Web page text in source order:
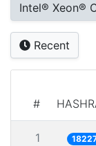
Intel® Xeon®
Recent
#
1